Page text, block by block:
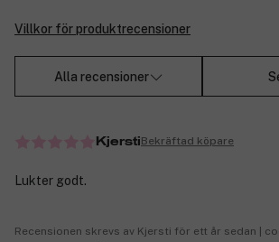
Villkor för produktrecensioner
Alla recensioner
KjerstiBekräftad köpare
Lukter godt.
Recensionen skrevs av Kjersti för ett år sedan |